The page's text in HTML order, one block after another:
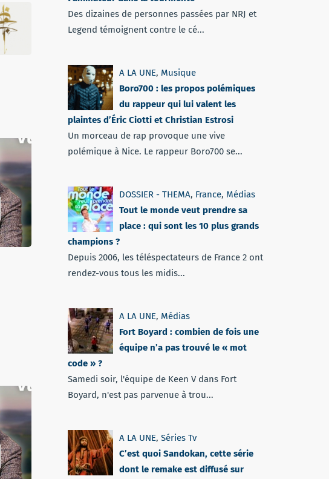
Des dizaines de personnes passées par NRJ et
Legend témoignent contre le cé...
A LA UNE, Musique
Boro700 : les propos polémiques
du rappeur qui lui valent les
plaintes d’Éric Ciotti et Christian Estrosi
Un morceau de rap provoque une vive
polémique à Nice. Le rappeur Boro700 se...
DOSSIER - THEMA, France, Médias
Tout le monde veut prendre sa
place : qui sont les 10 plus grands
champions ?
Depuis 2006, les téléspectateurs de France 2 ont
rendez-vous tous les midis...
A LA UNE, Médias
Fort Boyard : combien de fois une
équipe n’a pas trouvé le « mot
code » ?
Samedi soir, l'équipe de Keen V dans Fort
Boyard, n'est pas parvenue à trou...
A LA UNE, Séries Tv
C’est quoi Sandokan, cette série
dont le remake est diffusé sur